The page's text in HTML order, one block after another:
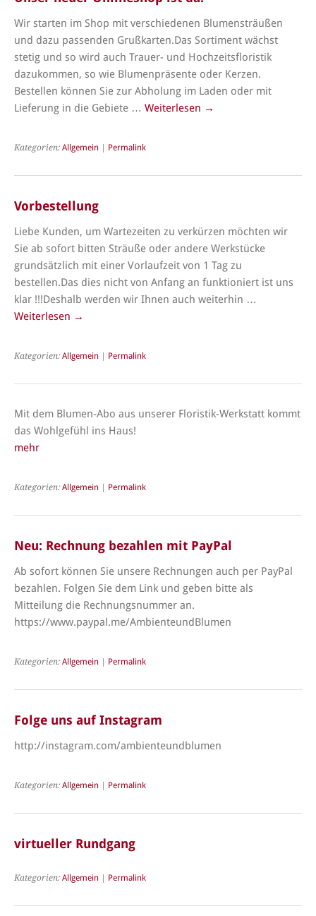
Wir starten im Shop mit verschiedenen Blumensträußen
und dazu passenden Grußkarten.Das Sortiment wächst
stetig und so wird auch Trauer- und Hochzeitsfloristik
dazukommen, so wie Blumenpräsente oder Kerzen.
Bestellen können Sie zur Abholung im Laden oder mit
Lieferung in die Gebiete … Weiterlesen →
Kategorien: Allgemein | Permalink
Vorbestellung
Liebe Kunden, um Wartezeiten zu verkürzen möchten wir
Sie ab sofort bitten Sträuße oder andere Werkstücke
grundsätzlich mit einer Vorlaufzeit von 1 Tag zu
bestellen.Das dies nicht von Anfang an funktioniert ist uns
klar !!!Deshalb werden wir Ihnen auch weiterhin …
Weiterlesen →
Kategorien: Allgemein | Permalink
Mit dem Blumen-Abo aus unserer Floristik-Werkstatt kommt
das Wohlgefühl ins Haus!
mehr
Kategorien: Allgemein | Permalink
Neu: Rechnung bezahlen mit PayPal
Ab sofort können Sie unsere Rechnungen auch per PayPal
bezahlen. Folgen Sie dem Link und geben bitte als
Mitteilung die Rechnungsnummer an.
https://www.paypal.me/AmbienteundBlumen
Kategorien: Allgemein | Permalink
Folge uns auf Instagram
http://instagram.com/ambienteundblumen
Kategorien: Allgemein | Permalink
virtueller Rundgang
Kategorien: Allgemein | Permalink